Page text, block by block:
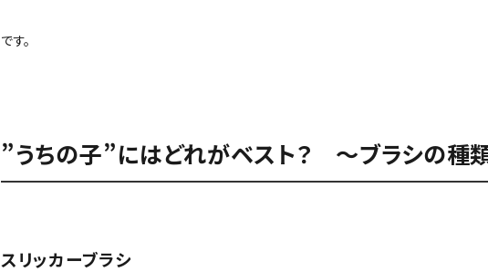
です。
”うちの子”にはどれがベスト？ ～ブラシの種
スリッカーブラシ